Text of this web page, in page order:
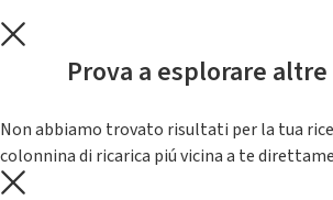
Prova a esplorare
Non abbiamo trovato risultati per la tua
colonnina di ricarica piú vicina a te